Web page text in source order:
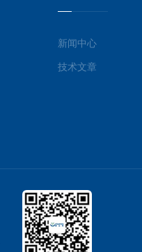
新闻中心
技术文章